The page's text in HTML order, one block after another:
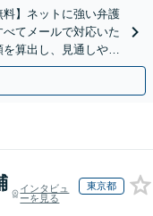
料】ネットに強い弁護
てメールで対応いた
算出し、見通しや費
ます。
インタビュ
ーを見る
東京都